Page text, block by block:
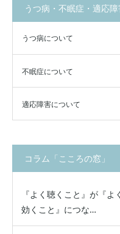
うつ病・不眠症・適応
うつ病について
不眠症について
適応障害について
コラム「こころの窓」
『よく聴くこと』が『よく
効くこと』につな…